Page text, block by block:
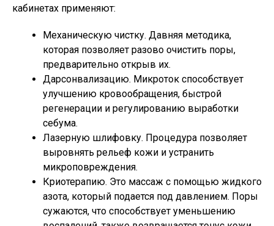
кабинетах применяют:
Механическую чистку. Давняя методика,
которая позволяет разово очистить поры,
предварительно открыв их.
Дарсонвализацию. Микроток способствует
улучшению кровообращения, быстрой
регенерации и регулированию выработки
себума.
Лазерную шлифовку. Процедура позволяет
выровнять рельеф кожи и устранить
микроповреждения.
Криотерапию. Это массаж с помощью жидкого
азота, который подается под давлением. Поры
сужаются, что способствует уменьшению